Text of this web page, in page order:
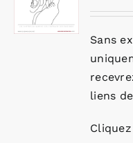
Sans
liens